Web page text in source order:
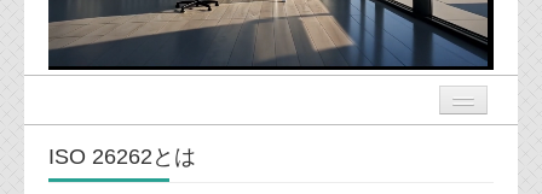
ニュース
ISO 26262とは